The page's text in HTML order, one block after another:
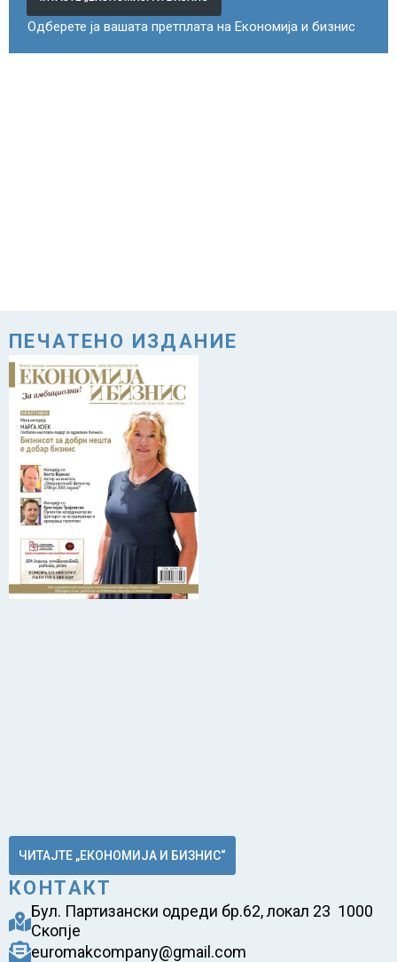
Одберете ја вашата претплата на Економија и бизнис
ПЕЧАТЕНО ИЗДАНИЕ
ЧИТАЈТЕ „ЕКОНОМИЈА И БИЗНИС“
КОНТАКТ
Бул. Партизански одреди бр.62, локал 23 1000
Скопје
euromakcompany@gmail.com